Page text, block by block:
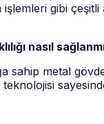
işlemleri gibi çeşitli
nasıl
sahip metal